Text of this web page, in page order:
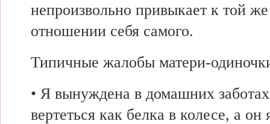
непроизвольно привыкает к той
отношении себя самого.
Типичные жалобы матери-
• Я вынуждена в домашних
вертеться как белка в колесе, а он